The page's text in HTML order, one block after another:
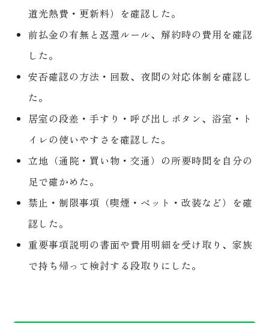
道光熱費・更新料）を確認した。
前払金の有無と返還ルール、解約時の費用を確認
した。
安否確認の方法・回数、夜間の対応体制を確認し
た。
居室の段差・手すり・呼び出しボタン、浴室・ト
イレの使いやすさを確認した。
立地（通院・買い物・交通）の所要時間を自分の
足で確かめた。
禁止・制限事項（喫煙・ペット・改装など）を確
認した。
重要事項説明の書面や費用明細を受け取り、家族
で持ち帰って検討する段取りにした。